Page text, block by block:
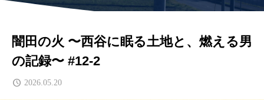
闇田の火 〜西谷に眠る土地と、燃える男
の記録〜 #12-2
2026.05.20